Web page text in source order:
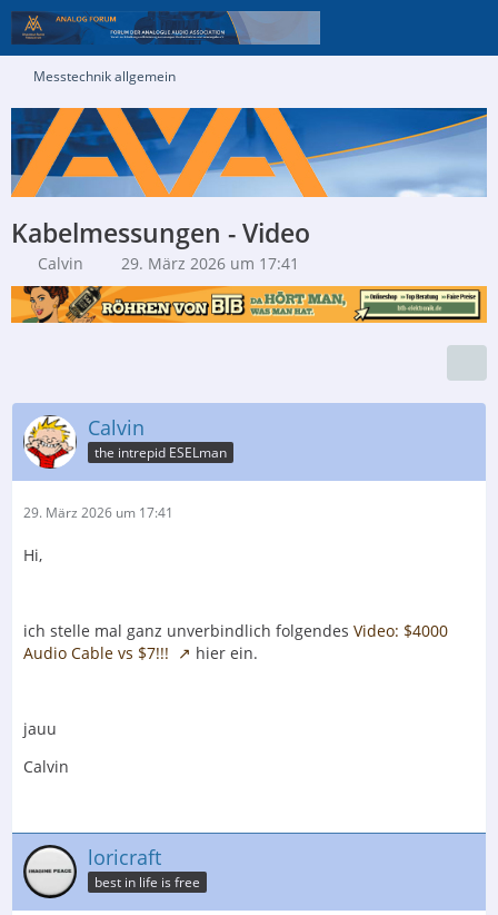
Messtechnik allgemein
Kabelmessungen - Video
Calvin 29. März 2026 um 17:41
Calvin
the intrepid ESELman
29. März 2026 um 17:41
Hi,
ich stelle mal ganz unverbindlich folgendes Video: $4000
Audio Cable vs $7!!!
hier ein.
jauu
Calvin
loricraft
best in life is free